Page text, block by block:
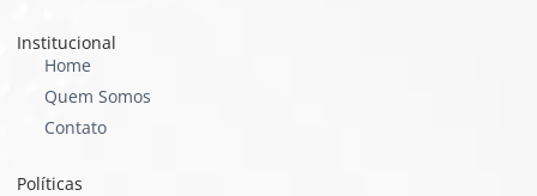
Institucional
Home
Quem Somos
Contato
Políticas